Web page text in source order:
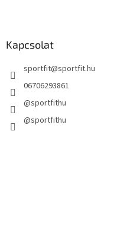
Kapcsolat
sportfit@sportfit.hu
06706293861
@sportfithu
@sportfithu